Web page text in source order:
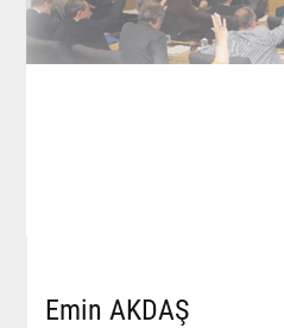
Emin AKDAŞ